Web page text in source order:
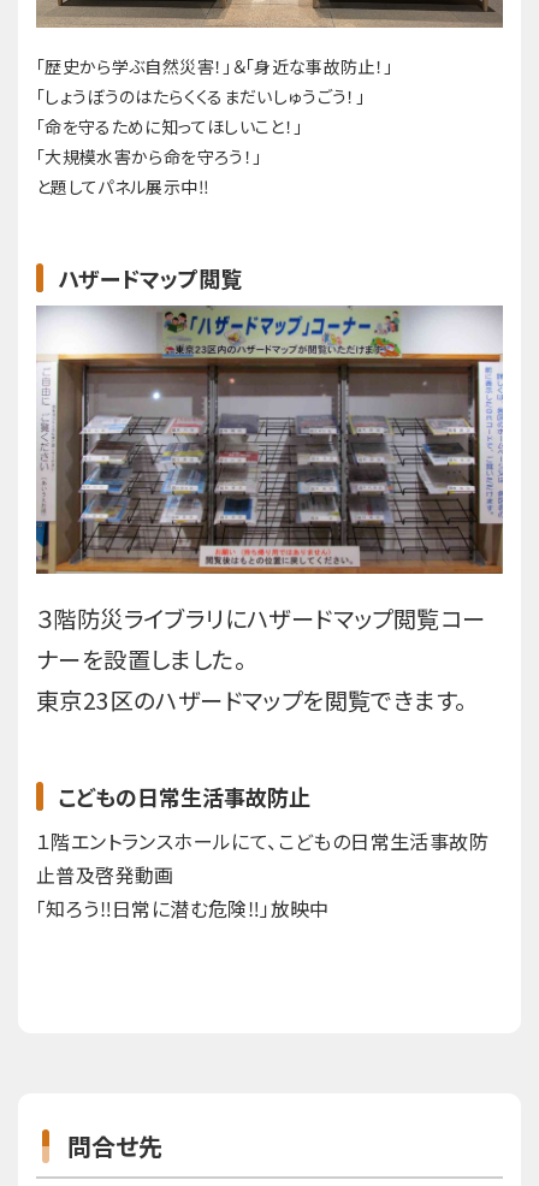
「歴史から学ぶ自然災害！」＆「身近な事故防止！」
「しょうぼうのはたらくくるまだいしゅうごう！」
「命を守るために知ってほしいこと！」
「大規模水害から命を守ろう！」
と題してパネル展示中‼
ハザードマップ閲覧
３階防災ライブラリにハザードマップ閲覧コー
ナーを設置しました。
東京23区のハザードマップを閲覧できます。
こどもの日常生活事故防止
１階エントランスホールにて、こどもの日常生活事故防
止普及啓発動画
「知ろう‼日常に潜む危険‼」放映中
問合せ先